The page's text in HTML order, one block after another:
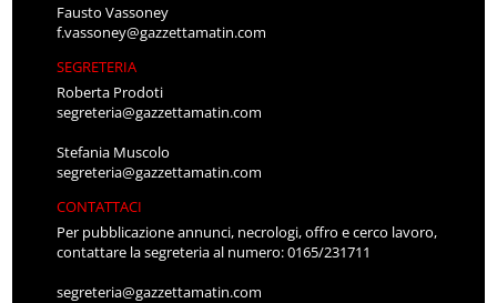
Fausto Vassoney
f.vassoney@gazzettamatin.com
SEGRETERIA
Roberta Prodoti
segreteria@gazzettamatin.com
Stefania Muscolo
segreteria@gazzettamatin.com
CONTATTACI
Per pubblicazione annunci, necrologi, offro e cerco lavoro,
contattare la segreteria al numero: 0165/231711
segreteria@gazzettamatin.com